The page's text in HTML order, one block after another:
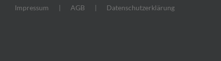
Impressum AGB Datenschutzerklärung